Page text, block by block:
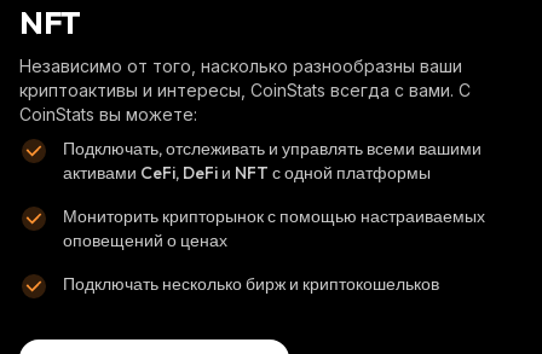
NFT
Независимо от того, насколько разнообразны ваши
криптоактивы и интересы, CoinStats всегда с вами. С
CoinStats вы можете:
Подключать, отслеживать и управлять всеми вашими
активами CeFi, DeFi и NFT с одной платформы
Мониторить крипторынок с помощью настраиваемых
оповещений о ценах
Подключать несколько бирж и криптокошельков